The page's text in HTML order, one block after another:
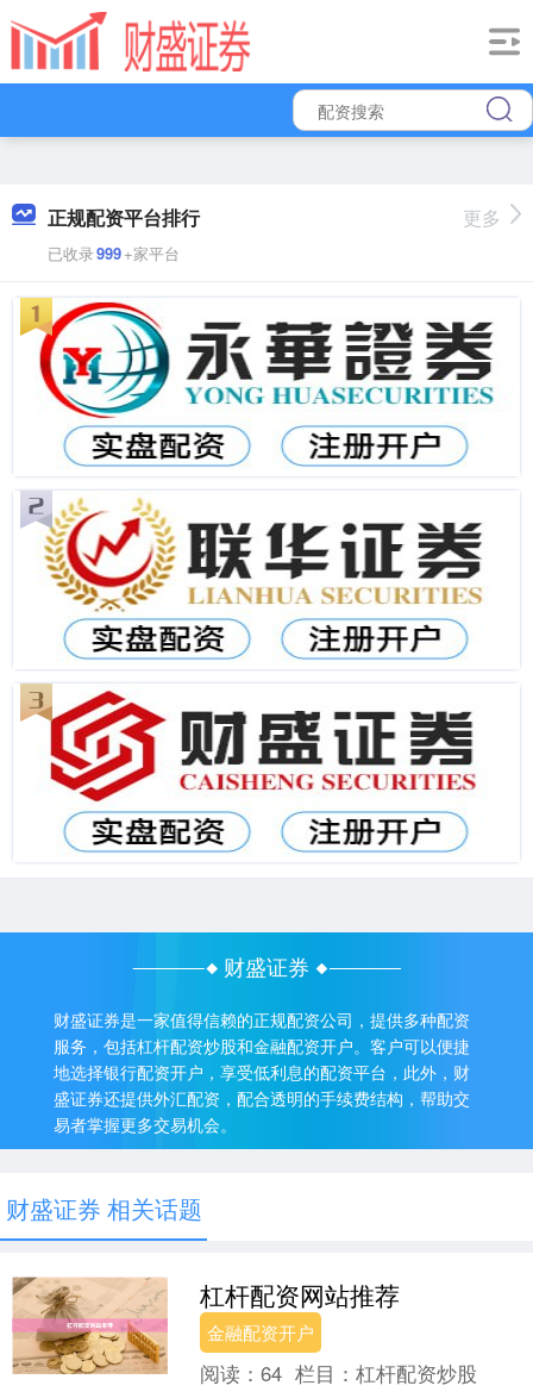
正规配资平台排行
已收录999+家平台
更多
财盛证券
财盛证券是一家值得信赖的正规配资公司，提供多种配资
服务，包括杠杆配资炒股和金融配资开户。客户可以便捷
地选择银行配资开户，享受低利息的配资平台，此外，财
盛证券还提供外汇配资，配合透明的手续费结构，帮助交
易者掌握更多交易机会。
财盛证券 相关话题
杠杆配资网站推荐
金融配资开户
阅读：64 栏目：杠杆配资炒股